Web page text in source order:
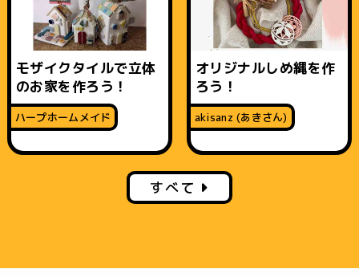
モザイクタイルで立体
のお家を作ろう！
ハープホームメイド
オリジナルしめ縄を作
ろう！
akisanz (あきさん)
すべて